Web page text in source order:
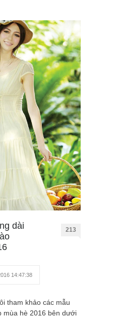
dài
213
14:47:38
tham khảo các mẫu
mùa hè 2016 bên dưới